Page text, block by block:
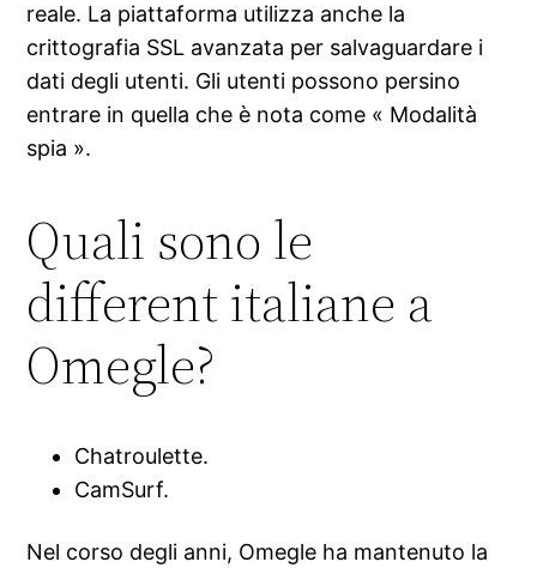
reale. La piattaforma utilizza anche la
crittografia SSL avanzata per salvaguardare i
dati degli utenti. Gli utenti possono persino
entrare in quella che è nota come « Modalità
spia ».
Quali sono le
different italiane a
Omegle?
Chatroulette.
CamSurf.
Nel corso degli anni, Omegle ha mantenuto la